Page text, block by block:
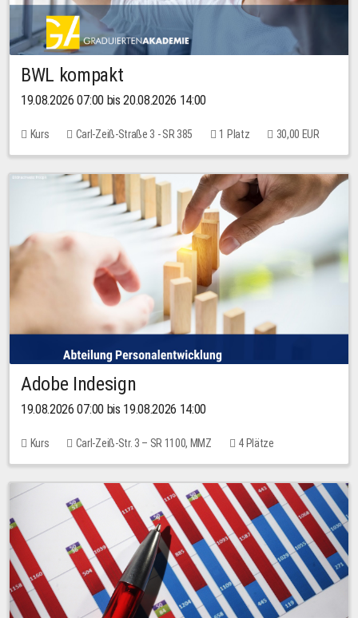
BWL kompakt
19.08.2026 07:00 bis 20.08.2026 14:00
Kurs Carl-Zeiß-Straße 3 - SR 385 1 Platz 30,00 EUR
Adobe Indesign
19.08.2026 07:00 bis 19.08.2026 14:00
Kurs Carl-Zeiß-Str. 3 – SR 1100, MMZ 4 Plätze